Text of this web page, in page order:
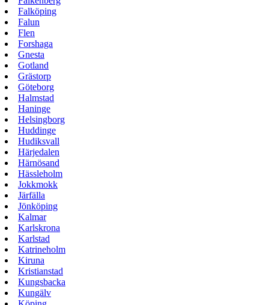
Falköping
Falun
Flen
Forshaga
Gnesta
Gotland
Grästorp
Göteborg
Halmstad
Haninge
Helsingborg
Huddinge
Hudiksvall
Härjedalen
Härnösand
Hässleholm
Jokkmokk
Järfälla
Jönköping
Kalmar
Karlskrona
Karlstad
Katrineholm
Kiruna
Kristianstad
Kungsbacka
Kungälv